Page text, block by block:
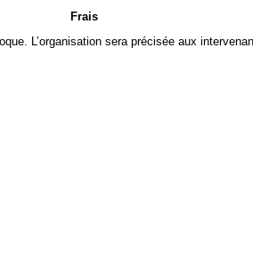
Frais
L’organisation sera précisée aux